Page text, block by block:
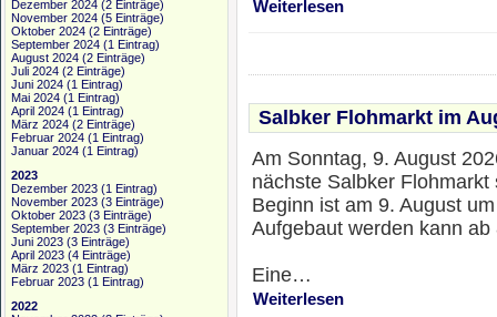
Dezember 2024 (2 Einträge)
November 2024 (5 Einträge)
Oktober 2024 (2 Einträge)
September 2024 (1 Eintrag)
August 2024 (2 Einträge)
Juli 2024 (2 Einträge)
Juni 2024 (1 Eintrag)
Mai 2024 (1 Eintrag)
April 2024 (1 Eintrag)
März 2024 (2 Einträge)
Februar 2024 (1 Eintrag)
Januar 2024 (1 Eintrag)
2023
Dezember 2023 (1 Eintrag)
November 2023 (3 Einträge)
Oktober 2023 (3 Einträge)
September 2023 (3 Einträge)
Juni 2023 (3 Einträge)
April 2023 (4 Einträge)
März 2023 (1 Eintrag)
Februar 2023 (1 Eintrag)
2022
Weiterlesen
Salbker Flohmarkt im
Am Sonntag, 9. August
nächste Salbker Flohmarkt
Beginn ist am 9. August
Aufgebaut werden kann ab
Eine…
Weiterlesen